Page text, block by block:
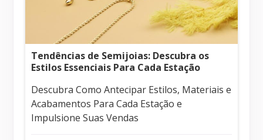
Tendências de Semijoias: Descubra os
Estilos Essenciais Para Cada Estação
Descubra Como Antecipar Estilos, Materiais e
Acabamentos Para Cada Estação e
Impulsione Suas Vendas